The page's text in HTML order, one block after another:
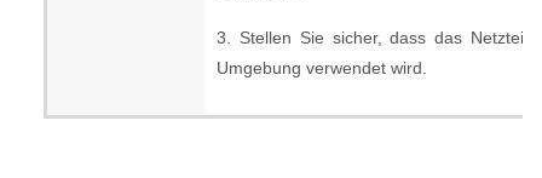
3. Stellen Sie sicher, dass das Netzteil
Umgebung verwendet wird.